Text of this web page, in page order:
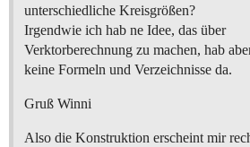
unterschiedliche Kreisgrößen?
Irgendwie ich hab ne Idee, das über
Verktorberechnung zu machen, hab
keine Formeln und Verzeichnisse da.
Gruß Winni
Also die Konstruktion erscheint mir